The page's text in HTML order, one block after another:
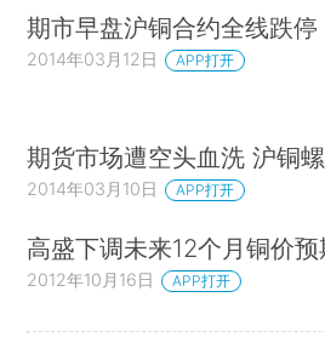
期市早盘沪铜合约全线跌停
2014年03月12日 APP打开
期货市场遭空头血洗 沪铜
2014年03月10日 APP打开
高盛下调未来12个月铜价预
2012年10月16日 APP打开